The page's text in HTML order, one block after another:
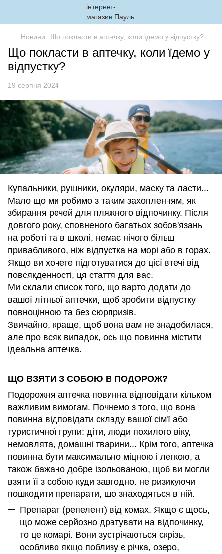
Новини Що покласти в аптечку, коли їдемо у відпустку?
Що покласти в аптечку, коли їдемо у
відпустку?
19 серпня 2024
Купальники, рушники, окуляри, маску та ласти...
Мало що ми робимо з таким захопленням, як
збирання речей для пляжного відпочинку. Після
довгого року, сповненого багатьох зобов'язань
на роботі та в школі, немає нічого більш
привабливого, ніж відпустка на морі або в горах.
Якщо ви хочете підготуватися до цієї втечі від
повсякденності, ця стаття для вас.
Ми склали список того, що варто додати до
вашої літньої аптечки, щоб зробити відпустку
повноцінною та без сюрпризів.
Звичайно, краще, щоб вона вам не знадобилася,
але про всяк випадок, ось що повинна містити
ідеальна аптечка.
ЩО ВЗЯТИ З СОБОЮ В ПОДОРОЖ?
Подорожня аптечка повинна відповідати кільком
важливим вимогам. Почнемо з того, що вона
повинна відповідати складу вашої сім'ї або
туристичної групи: діти, люди похилого віку,
немовлята, домашні тварини... Крім того, аптечка
повинна бути максимально міцною і легкою, а
також бажано добре ізольованою, щоб ви могли
взяти її з собою куди завгодно, не ризикуючи
пошкодити препарати, що знаходяться в ній.
Препарат (репелент) від комах. Якщо є щось,
що може серйозно дратувати на відпочинку,
то це комарі. Вони зустрічаються скрізь,
особливо якщо поблизу є річка, озеро,